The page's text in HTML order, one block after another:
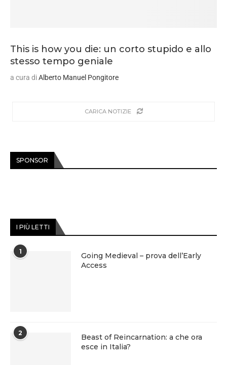
This is how you die: un corto stupido e allo
stesso tempo geniale
a cura diAlberto Manuel Pongitore
CARICA NOTIZIE
SPONSOR
I PIÙ LETTI
1
Going Medieval – prova dell’Early
Access
2
Beast of Reincarnation: a che ora
esce in Italia?